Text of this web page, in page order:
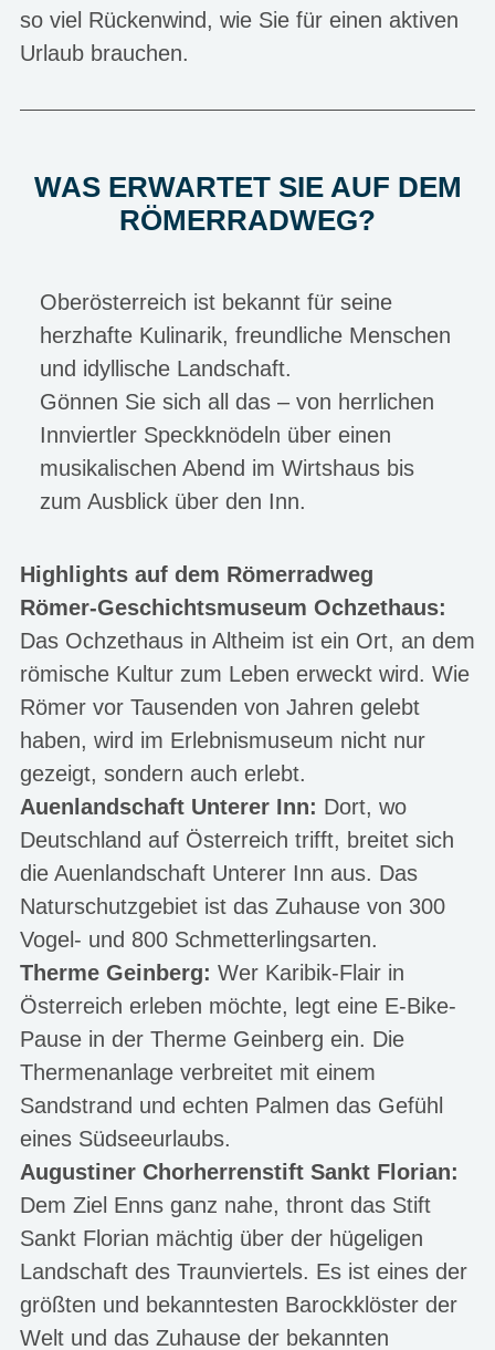
so viel Rückenwind, wie Sie für einen aktiven
Urlaub brauchen.
WAS ERWARTET SIE AUF DEM
RÖMERRADWEG?
Oberösterreich ist bekannt für seine
herzhafte Kulinarik, freundliche Menschen
und idyllische Landschaft.
Gönnen Sie sich all das – von herrlichen
Innviertler Speckknödeln über einen
musikalischen Abend im Wirtshaus bis
zum Ausblick über den Inn.
Highlights auf dem Römerradweg
Römer-Geschichtsmuseum Ochzethaus:
Das Ochzethaus in Altheim ist ein Ort, an dem
römische Kultur zum Leben erweckt wird. Wie
Römer vor Tausenden von Jahren gelebt
haben, wird im Erlebnismuseum nicht nur
gezeigt, sondern auch erlebt.
Auenlandschaft Unterer Inn: Dort, wo
Deutschland auf Österreich trifft, breitet sich
die Auenlandschaft Unterer Inn aus. Das
Naturschutzgebiet ist das Zuhause von 300
Vogel- und 800 Schmetterlingsarten.
Therme Geinberg: Wer Karibik-Flair in
Österreich erleben möchte, legt eine E-Bike-
Pause in der Therme Geinberg ein. Die
Thermenanlage verbreitet mit einem
Sandstrand und echten Palmen das Gefühl
eines Südseeurlaubs.
Augustiner Chorherrenstift Sankt Florian:
Dem Ziel Enns ganz nahe, thront das Stift
Sankt Florian mächtig über der hügeligen
Landschaft des Traunviertels. Es ist eines der
größten und bekanntesten Barockklöster der
Welt und das Zuhause der bekannten